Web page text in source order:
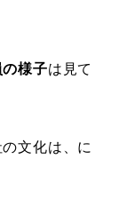
様子は見て
文化は、に